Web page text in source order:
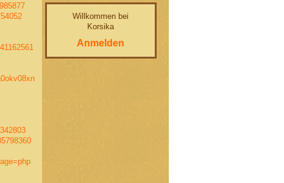
Willkommen bei
Korsika
Anmelden